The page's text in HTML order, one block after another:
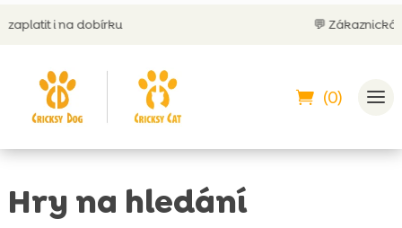
💬 Zákaznická podpora 24/7
(0)
Hry na hledání